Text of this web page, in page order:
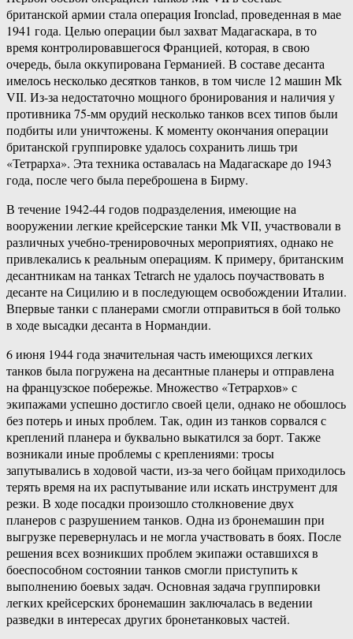
британской армии стала операция Ironclad, проведенная в мае
1941 года. Целью операции был захват Мадагаскара, в то
время контролировавшегося Францией, которая, в свою
очередь, была оккупирована Германией. В составе десанта
имелось несколько десятков танков, в том числе 12 машин Mk
VII. Из-за недостаточно мощного бронирования и наличия у
противника 75-мм орудий несколько танков всех типов были
подбиты или уничтожены. К моменту окончания операции
британской группировке удалось сохранить лишь три
«Тетрарха». Эта техника оставалась на Мадагаскаре до 1943
года, после чего была переброшена в Бирму.
В течение 1942-44 годов подразделения, имеющие на
вооружении легкие крейсерские танки Mk VII, участвовали в
различных учебно-тренировочных мероприятиях, однако не
привлекались к реальным операциям. К примеру, британским
десантникам на танках Tetrarch не удалось поучаствовать в
десанте на Сицилию и в последующем освобождении Италии.
Впервые танки с планерами смогли отправиться в бой только
в ходе высадки десанта в Нормандии.
6 июня 1944 года значительная часть имеющихся легких
танков была погружена на десантные планеры и отправлена
на французское побережье. Множество «Тетрархов» с
экипажами успешно достигло своей цели, однако не обошлось
без потерь и иных проблем. Так, один из танков сорвался с
креплений планера и буквально выкатился за борт. Также
возникали иные проблемы с креплениями: тросы
запутывались в ходовой части, из-за чего бойцам приходилось
терять время на их распутывание или искать инструмент для
резки. В ходе посадки произошло столкновение двух
планеров с разрушением танков. Одна из бронемашин при
выгрузке перевернулась и не могла участвовать в боях. После
решения всех возникших проблем экипажи оставшихся в
боеспособном состоянии танков смогли приступить к
выполнению боевых задач. Основная задача группировки
легких крейсерских бронемашин заключалась в ведении
разведки в интересах других бронетанковых частей.